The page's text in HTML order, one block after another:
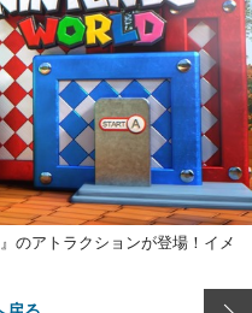
のアトラクションが登場！イメ
戻る